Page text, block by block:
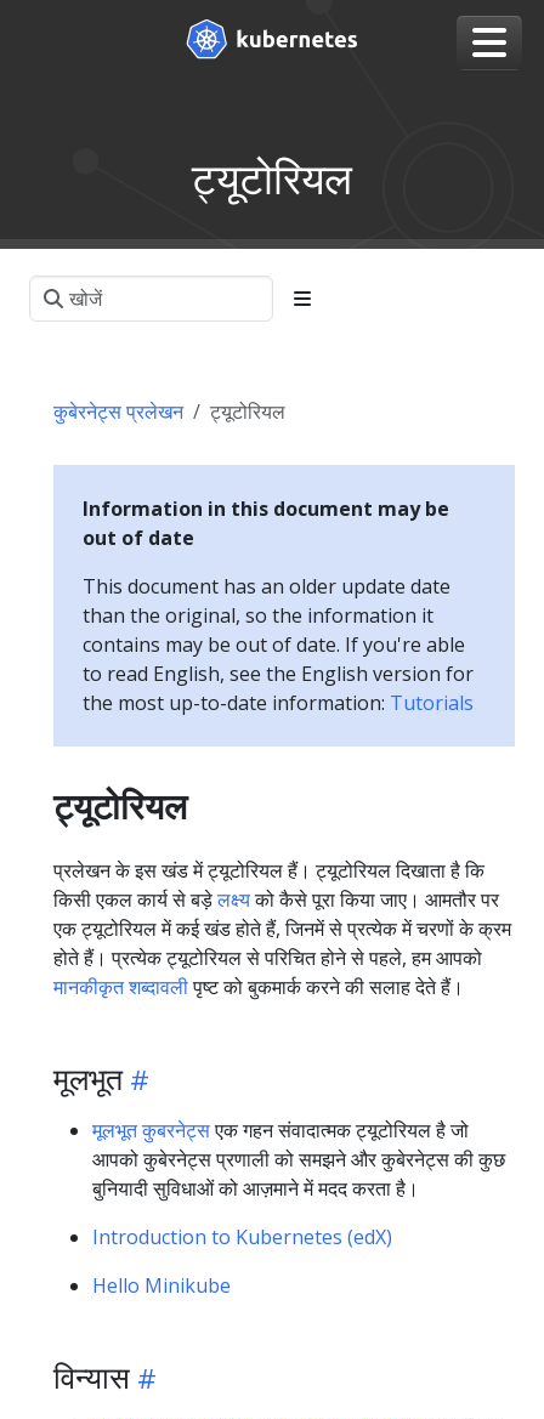
ट्यूटोरियल
कुबेरनेट्स प्रलेखन ट्यूटोरियल
Information in this document may be
out of date
This document has an older update date
than the original, so the information it
contains may be out of date. If you're able
to read English, see the English version for
the most up-to-date information: Tutorials
ट्यूटोरियल
प्रलेखन के इस खंड में ट्यूटोरियल हैं। ट्यूटोरियल दिखाता है कि
किसी एकल कार्य से बड़ेलक्ष्यको कैसे पूरा किया जाए। आमतौर पर
एक ट्यूटोरियल में कई खंड होते हैं, जिनमें से प्रत्येक में चरणों के क्रम
होते हैं। प्रत्येक ट्यूटोरियल से परिचित होने से पहले, हम आपको
मानकीकृत शब्दावलीपृष्ट को बुकमार्क करने की सलाह देते हैं।
मूलभूत
मूलभूत कुबरनेट्सएक गहन संवादात्मक ट्यूटोरियल है जो
आपको कुबेरनेट्स प्रणाली को समझने और कुबेरनेट्स की कुछ
बुनियादी सुविधाओं को आज़माने में मदद करता है।
Introduction to Kubernetes (edX)
Hello Minikube
विन्यास